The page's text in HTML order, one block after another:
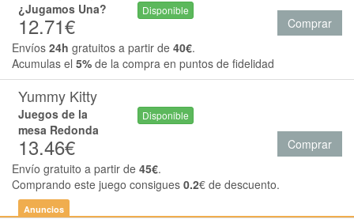
¿Jugamos Una?
12.71€
Disponible
Comprar
Envíos 24h gratuitos a partir de 40€.
Acumulas el 5% de la compra en puntos de fidelidad
Yummy Kitty
Juegos de la
mesa Redonda
13.46€
Disponible
Comprar
Envío gratuito a partir de 45€.
Comprando este juego consigues 0.2€ de descuento.
Anuncios